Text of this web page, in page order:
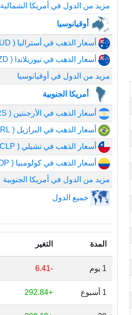
مزيد من الدول في أمريكا الشمالية
أوقيانوسيا
أسعار الذهب في أستراليا ( AUD)
أسعار الذهب في نيوزيلاندا ( NZD)
مزيد من الدول في أوقيانوسيا
أمريكا الجنوبية
أسعار الذهب في الأرجنتين ( ARS)
أسعار الذهب في البرازيل ( BRL)
أسعار الذهب في تشيلي ( CLP)
أسعار الذهب في كولومبيا ( COP)
مزيد من الدول في أمريكا الجنوبية
جميع الدول
المدة التغير
1 يوم -6.41
1 أسبوع +292.84